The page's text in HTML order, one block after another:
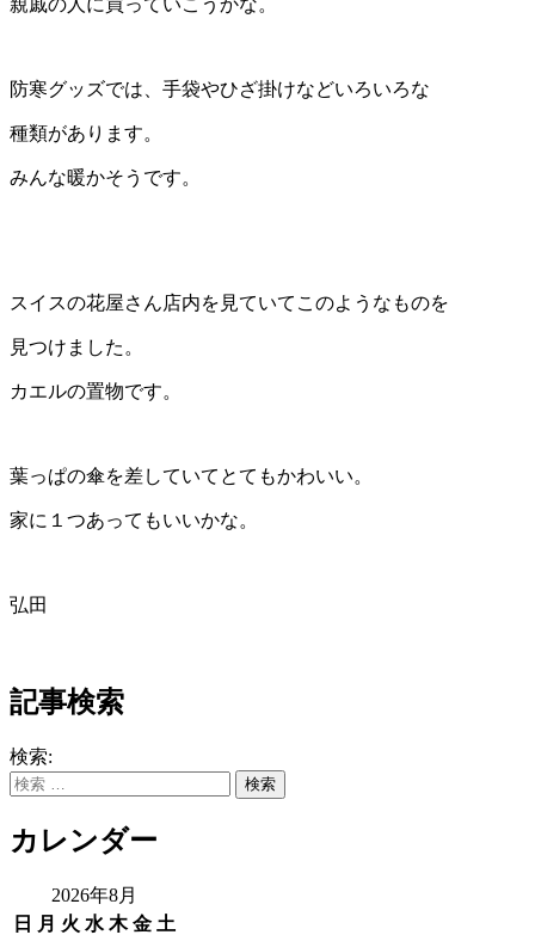
防寒グッズでは、手袋やひざ掛けなどいろいろな
種類があります。
みんな暖かそうです。
スイスの花屋さん店内を見ていてこのようなものを
見つけました。
カエルの置物です。
葉っぱの傘を差していてとてもかわいい。
家に１つあってもいいかな。
弘田
記事検索
検索:
カレンダー
2026年8月
日
月 火 水 木 金 土